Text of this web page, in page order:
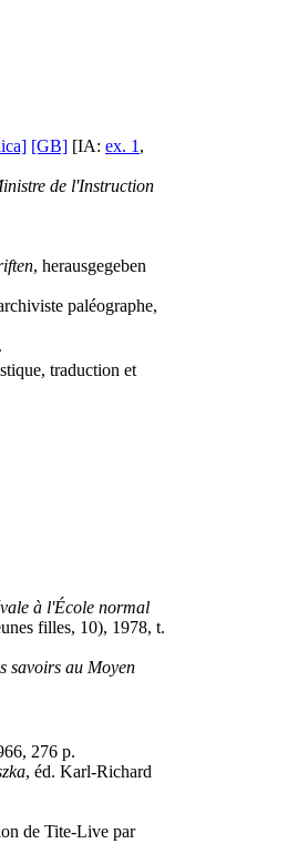
[GB] [IA: ex. 1 ,
de l'Instruction
, herausgegeben
paléographe,
traduction et
à l'École normal
filles, 10), 1978, t.
savoirs au Moyen
276 p.
, éd. Karl-Richard
de Tite-Live par